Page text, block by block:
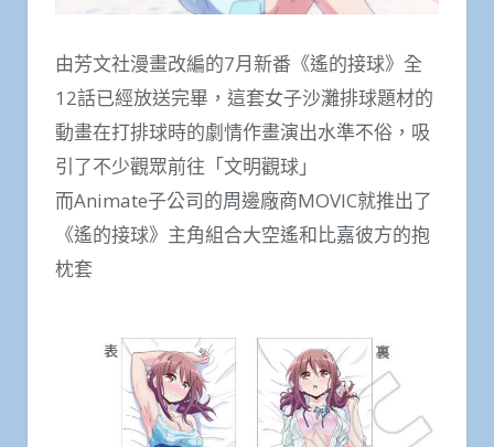
由芳文社漫畫改編的7月新番《遙的接球》全
12話已經放送完畢，這套女子沙灘排球題材的
動畫在打排球時的劇情作畫演出水準不俗，吸
引了不少觀眾前往「文明觀球」
而Animate子公司的周邊廠商MOVIC就推出了
《遙的接球》主角組合大空遙和比嘉彼方的抱
枕套